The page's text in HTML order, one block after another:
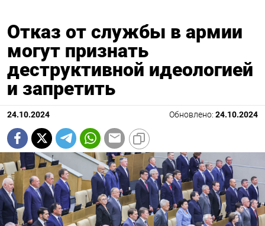
Отказ от службы в армии
могут признать
деструктивной идеологией
и запретить
24.10.2024 Обновлено: 24.10.2024